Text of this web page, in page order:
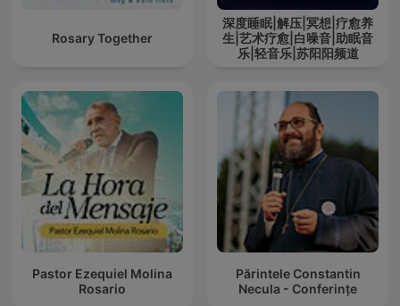
Rosary Together
深度睡眠|解压|冥想|疗愈养
生|艺术疗愈|白噪音|助眠音
乐|轻音乐|苏阳阳频道
Pastor Ezequiel Molina
Rosario
Părintele Constantin
Necula - Conferințe